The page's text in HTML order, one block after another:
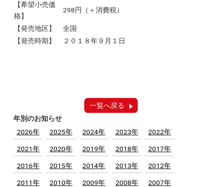
【希望小売価
格】
298円（＋消費税）
【発売地区】
全国
【発売時期】
２０１８年９月１日
一覧へ戻る
年別のお知らせ
2026年
2025年 2024年 2023年 2022年
2021年 2020年 2019年 2018年 2017年
2016年 2015年 2014年 2013年 2012年
2011年 2010年 2009年 2008年 2007年